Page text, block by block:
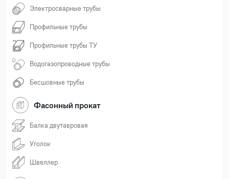
Электросварные трубы
Профильные трубы
Профильные трубы ТУ
Водогазопроводные трубы
Бесшовные трубы
Фасонный прокат
Балка двутавровая
Уголок
Швеллер